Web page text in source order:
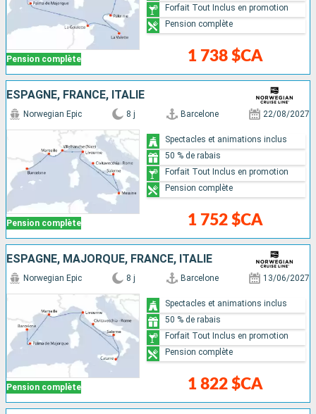
Pension complète 1 738 $CA
Forfait Tout Inclus en promotion
Pension complète
ESPAGNE, FRANCE, ITALIE
Pension complète
Norwegian Epic 8 j Barcelone 22/08/2027
1 752 $CA
Spectacles et animations inclus
50 % de rabais
Forfait Tout Inclus en promotion
Pension complète
ESPAGNE, MAJORQUE, FRANCE, ITALIE
Pension complète
Norwegian Epic 8 j Barcelone 13/06/2027
1 822 $CA
Spectacles et animations inclus
50 % de rabais
Forfait Tout Inclus en promotion
Pension complète